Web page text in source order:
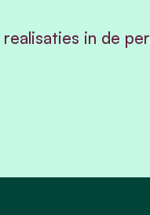
realisaties in de